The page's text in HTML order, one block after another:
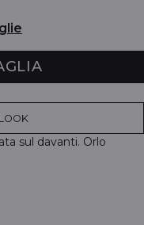
sul davanti. Orlo